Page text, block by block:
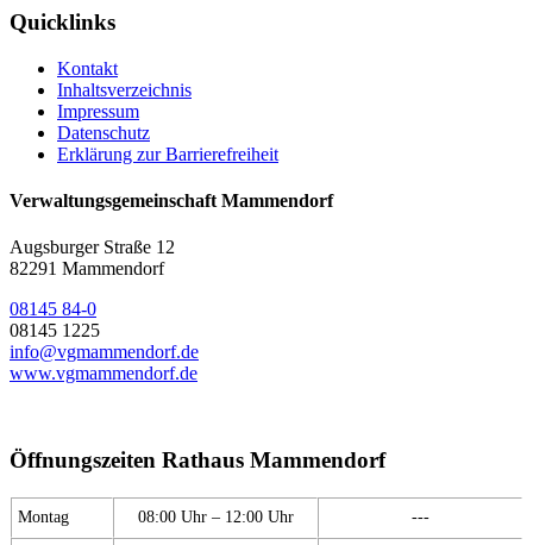
Quicklinks
Kontakt
Inhaltsverzeichnis
Impressum
Datenschutz
Erklärung zur Barrierefreiheit
Verwaltungsgemeinschaft Mammendorf
Augsburger Straße 12
82291 Mammendorf
08145 84-0
08145 1225
info@vgmammendorf.de
www.vgmammendorf.de
Öffnungszeiten Rathaus Mammendorf
Montag 08:00 Uhr – 12:00 Uhr ---